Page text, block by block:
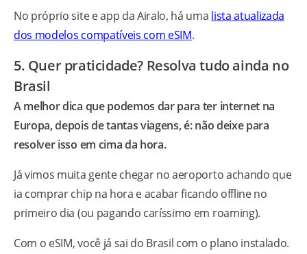
No próprio site e app da Airalo, há uma lista atualizada
dos modelos compatíveis com eSIM.
5. Quer praticidade? Resolva tudo ainda no
Brasil
A melhor dica que podemos dar para ter internet na
Europa, depois de tantas viagens, é: não deixe para
resolver isso em cima da hora.
Já vimos muita gente chegar no aeroporto achando que
ia comprar chip na hora e acabar ficando offline no
primeiro dia (ou pagando caríssimo em roaming).
Com o eSIM, você já sai do Brasil com o plano instalado.